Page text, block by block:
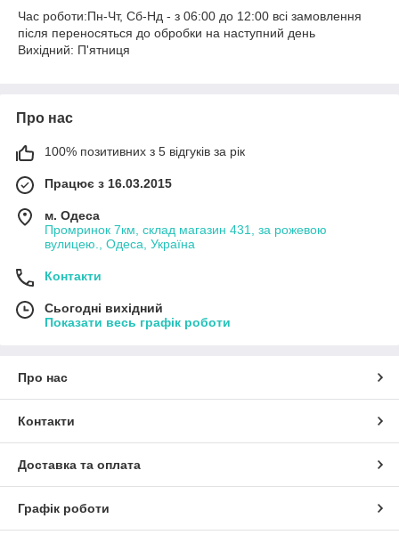
Час роботи:Пн-Чт, Сб-Нд - з 06:00 до 12:00 всі замовлення
після переносяться до обробки на наступний день
Вихідний: П'ятниця
Про нас
100% позитивних з 5 відгуків за рік
Працює з 16.03.2015
м. Одеса
Промринок 7км, склад магазин 431, за рожевою
вулицею., Одеса, Україна
Контакти
Сьогодні вихідний
Показати весь графік роботи
Про нас
Контакти
Доставка та оплата
Графік роботи